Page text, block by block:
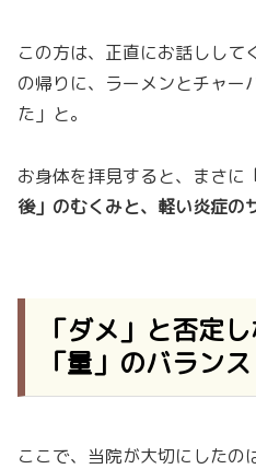
この方は、正直にお話しして
の帰りに、ラーメンとチャー
た」と。
お身体を拝見すると、まさに
後」のむくみと、軽い炎症の
「ダメ」と否定
「量」のバランス
ここで、当院が大切にしたの